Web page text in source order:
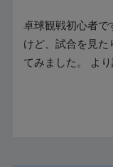
卓球観戦初心者で
けど、試合を見た
てみました。 よ